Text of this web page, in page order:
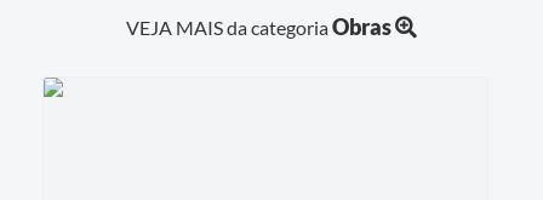
VEJA MAIS da categoriaObras